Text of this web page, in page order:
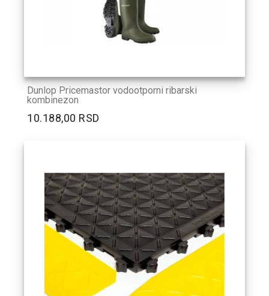
Dunlop Pricemastor vodootporni ribarski
kombinezon
10.188,00 RSD